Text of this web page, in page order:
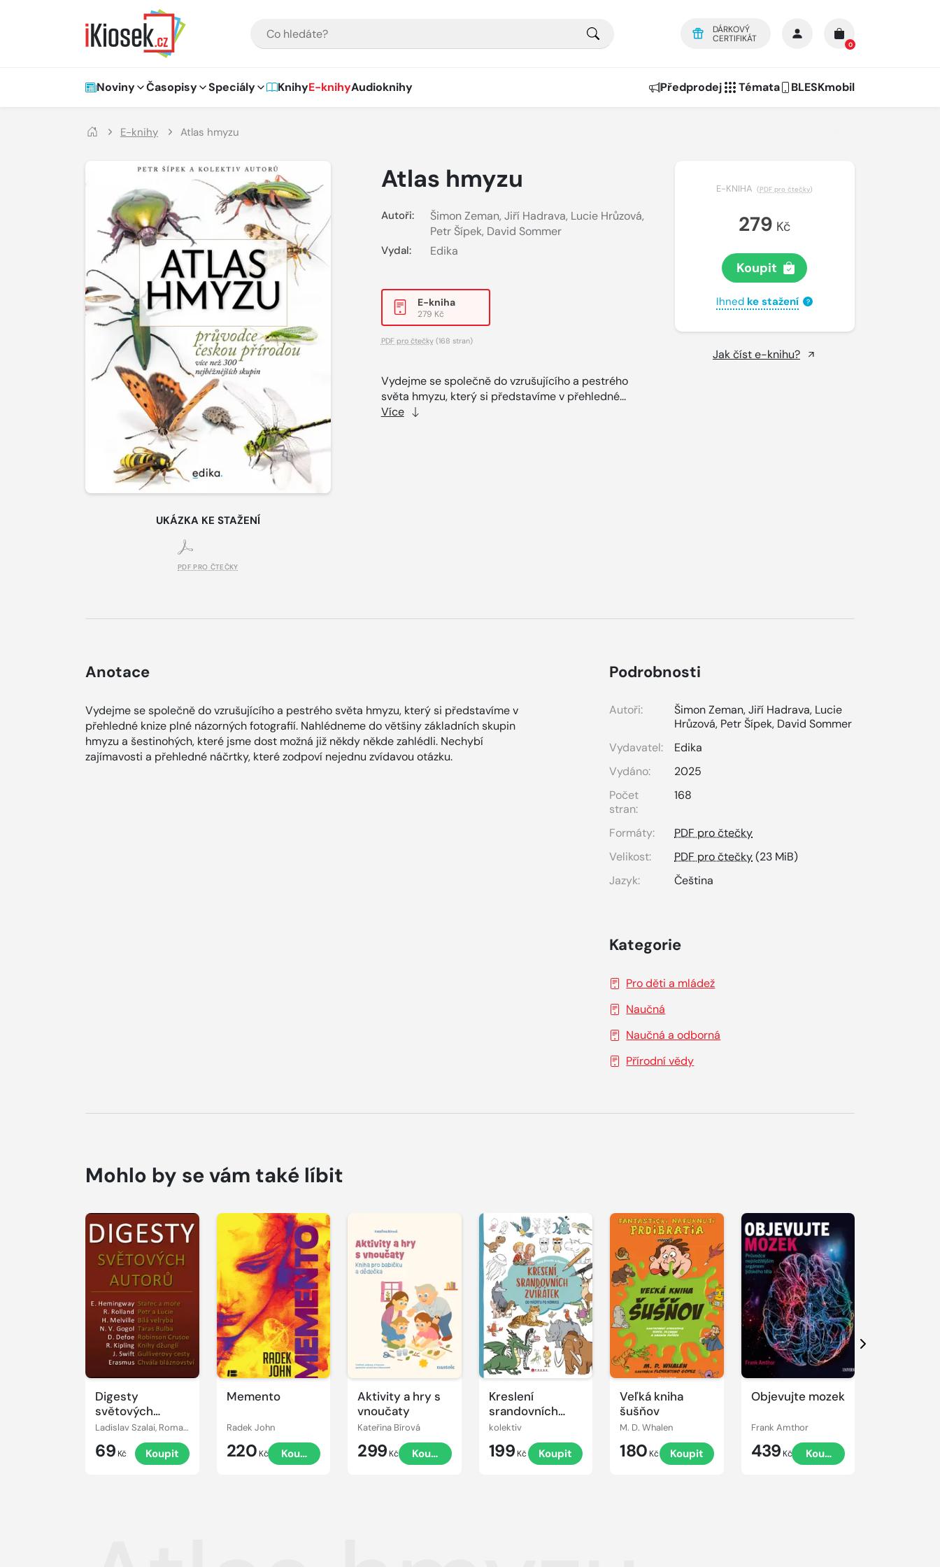
DÁRKOVÝ
CERTIFIKÁT
0
Hlavní navigace
Noviny Časopisy Speciály KnihyE-knihyAudioknihy Předprodej Témata BLESKmobil
E-knihy Atlas hmyzu
UKÁZKA KE STAŽENÍ
PDF PRO ČTEČKY
Atlas hmyzu
Autoři: Šimon Zeman, Jiří Hadrava, Lucie Hrůzová,
Petr Šípek, David Sommer
Vydal: Edika
E-kniha
279 Kč
PDF pro čtečky(168 stran)
Vydejme se společně do vzrušujícího a pestrého
světa hmyzu, který si představíme v přehledné...
Více
E-KNIHA (PDF pro čtečky)
279 Kč
Koupit
Ihned ke stažení ?
Jak číst e-knihu?
Anotace
Vydejme se společně do vzrušujícího a pestrého světa hmyzu, který si představíme v
přehledné knize plné názorných fotografií. Nahlédneme do většiny základních skupin
hmyzu a šestinohých, které jsme dost možná již někdy někde zahlédli. Nechybí
zajímavosti a přehledné náčrtky, které zodpoví nejednu zvídavou otázku.
Podrobnosti
Autoři: Šimon Zeman,Jiří Hadrava, Lucie
Hrůzová, Petr Šípek, David Sommer
Vydavatel:
Edika
Vydáno:
2025
Počet
stran:
168
Formáty:
PDF pro čtečky
Velikost:
PDF pro čtečky(23 MiB)
Jazyk:
Čeština
Kategorie
Pro děti a mládež
Naučná
Naučná a odborná
Přírodní vědy
Mohlo by se vám také líbit
Digesty
světových
autorů
Ladislav Szalai, Romana Szalaiová
69 Kč Koupit
Memento
Radek John
220 Kč Koupit
Aktivity a hry s
vnoučaty
Kateřina Bírová
299 Kč Koupit
Kreslení
srandovních
zvířátek
kolektiv
199 Kč Koupit
Veľká kniha
šušňov
M. D. Whalen
180 Kč Koupit
Objevujte mozek
Frank Amthor
439 Kč Koupit
Další